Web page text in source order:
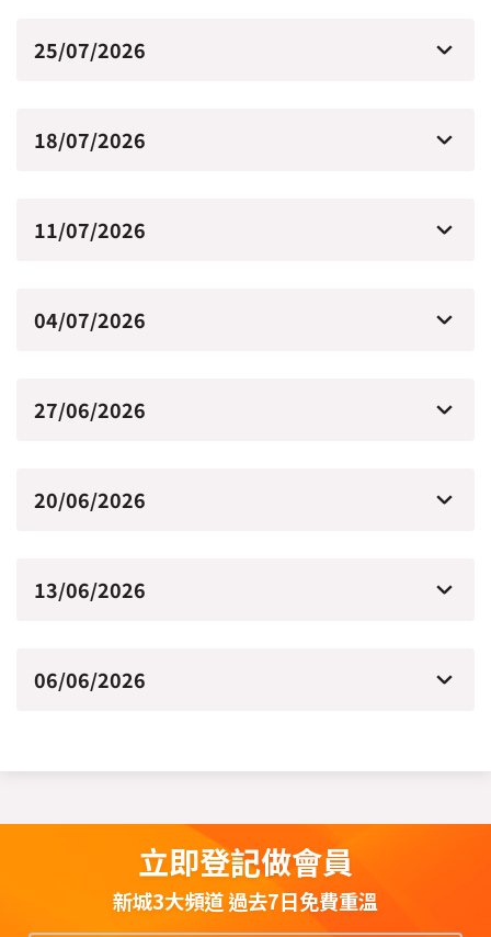
25/07/2026
18/07/2026
11/07/2026
04/07/2026
27/06/2026
20/06/2026
13/06/2026
06/06/2026
立即登記做會員
新城3大頻道 過去7日免費重溫